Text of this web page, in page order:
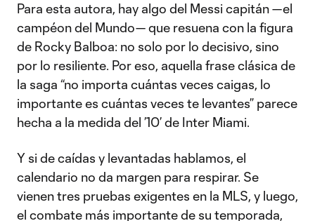
Para esta autora, hay algo del Messi capitán —el
campéon del Mundo— que resuena con la figura
de Rocky Balboa: no solo por lo decisivo, sino
por lo resiliente. Por eso, aquella frase clásica de
la saga “no importa cuántas veces caigas, lo
importante es cuántas veces te levantes” parece
hecha a la medida del ’10’ de Inter Miami.
Y si de caídas y levantadas hablamos, el
calendario no da margen para respirar. Se
vienen tres pruebas exigentes en la MLS, y luego,
el combate más importante de su temporada,